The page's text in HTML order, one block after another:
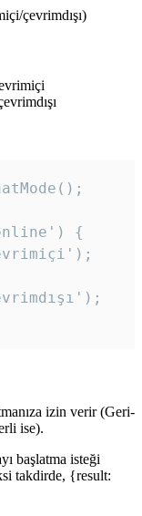
çevrimdışı)
{
izin verir (Geri-
ise).
başlatma isteği
takdirde, {result: